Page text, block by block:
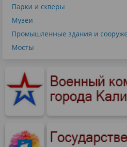
Парки и скверы
Музеи
Промышленные здания и
Мосты